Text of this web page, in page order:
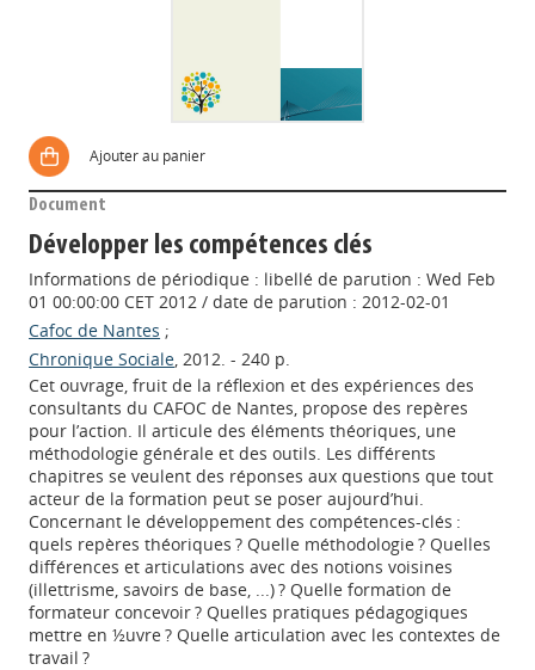
Ajouter au panier
Document
Développer les compétences clés
Informations de périodique : libellé de parution : Wed Feb
01 00:00:00 CET 2012 / date de parution : 2012-02-01
Cafoc de Nantes ;
Chronique Sociale, 2012. - 240 p.
Cet ouvrage, fruit de la réflexion et des expériences des
consultants du CAFOC de Nantes, propose des repères
pour l’action. Il articule des éléments théoriques, une
méthodologie générale et des outils. Les différents
chapitres se veulent des réponses aux questions que tout
acteur de la formation peut se poser aujourd’hui.
Concernant le développement des compétences-clés :
quels repères théoriques ? Quelle méthodologie ? Quelles
différences et articulations avec des notions voisines
(illettrisme, savoirs de base, ...) ? Quelle formation de
formateur concevoir ? Quelles pratiques pédagogiques
mettre en ½uvre ? Quelle articulation avec les contextes de
travail ?